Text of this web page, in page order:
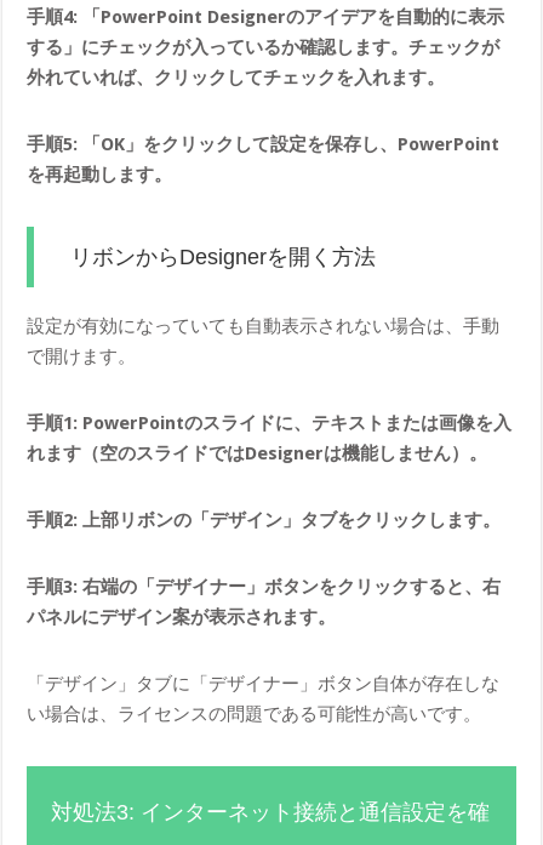
手順4: 「PowerPoint Designerのアイデアを自動的に表示
する」にチェックが入っているか確認します。チェックが
外れていれば、クリックしてチェックを入れます。
手順5: 「OK」をクリックして設定を保存し、PowerPoint
を再起動します。
リボンからDesignerを開く方法
設定が有効になっていても自動表示されない場合は、手動
で開けます。
手順1: PowerPointのスライドに、テキストまたは画像を入
れます（空のスライドではDesignerは機能しません）。
手順2: 上部リボンの「デザイン」タブをクリックします。
手順3: 右端の「デザイナー」ボタンをクリックすると、右
パネルにデザイン案が表示されます。
「デザイン」タブに「デザイナー」ボタン自体が存在しな
い場合は、ライセンスの問題である可能性が高いです。
対処法3: インターネット接続と通信設定を確